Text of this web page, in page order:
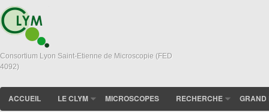
Consortium Lyon Saint-Etienne de Microscopie (FED
4092)
ACCUEIL LE CLYM MICROSCOPES RECHERCHE GRAND